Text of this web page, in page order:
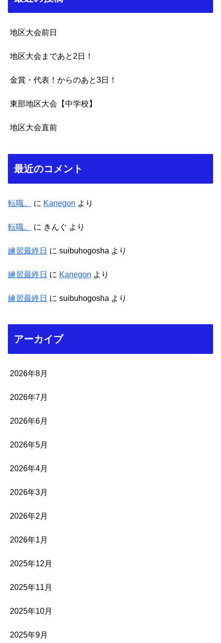
地区大会前日
地区大会まであと2日！
金賞・代表！からのあと3日！
東部地区大会【中学校】
地区大会直前
最近のコメント
転職。 に Kanegon より
転職。 に きんぐ より
練習最終日 に suibuhogosha より
練習最終日 に Kanegon より
練習最終日 に suibuhogosha より
アーカイブ
2026年8月
2026年7月
2026年6月
2026年5月
2026年4月
2026年3月
2026年2月
2026年1月
2025年12月
2025年11月
2025年10月
2025年9月